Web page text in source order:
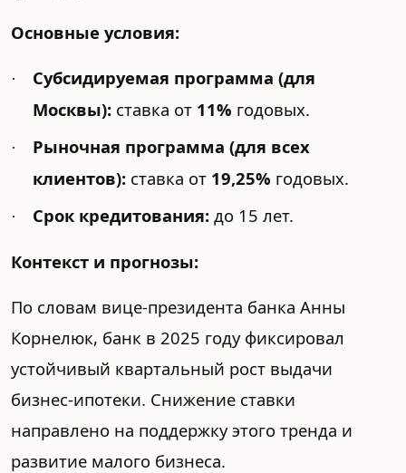
Основные условия:
·
Субсидируемая программа (для
Москвы): ставка от 11% годовых.
·
Рыночная программа (для всех
клиентов): ставка от 19,25% годовых.
· Срок кредитования: до 15 лет.
Контекст и прогнозы:
По словам вице-президента банка Анны
Корнелюк, банк в 2025 году фиксировал
устойчивый квартальный рост выдачи
бизнес-ипотеки. Снижение ставки
направлено на поддержку этого тренда и
развитие малого бизнеса.